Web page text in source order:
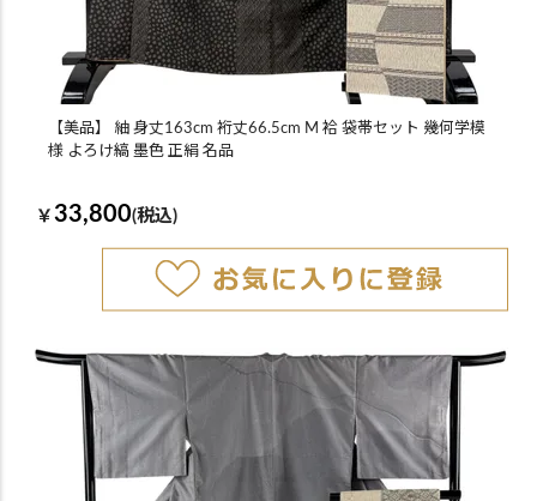
【美品】 紬 身丈163cm 裄丈66.5cm M 袷 袋帯セット 幾何学模
様 よろけ縞 墨色 正絹 名品
￥ 33,800(税込)